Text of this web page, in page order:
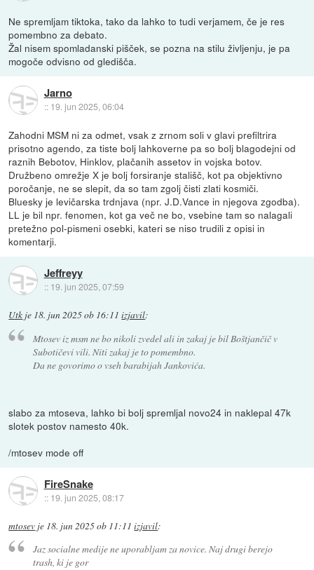
Ne spremljam tiktoka, tako da lahko to tudi verjamem, če je res
pomembno za debato.
Žal nisem spomladanski pišček, se pozna na stilu življenju, je pa
mogoče odvisno od gledišča.
Jarno
:: 19. jun 2025, 06:04
Zahodni MSM ni za odmet, vsak z zrnom soli v glavi prefiltrira
prisotno agendo, za tiste bolj lahkoverne pa so bolj blagodejni od
raznih Bebotov, Hinklov, plačanih assetov in vojska botov.
Družbeno omrežje X je bolj forsiranje stališč, kot pa objektivno
poročanje, ne se slepit, da so tam zgolj čisti zlati kosmiči.
Bluesky je levičarska trdnjava (npr. J.D.Vance in njegova zgodba).
LL je bil npr. fenomen, kot ga več ne bo, vsebine tam so nalagali
pretežno pol-pismeni osebki, kateri se niso trudili z opisi in
komentarji.
Jeffreyy
:: 19. jun 2025, 07:59
Utk je 18. jun 2025 ob 16:11 izjavil:
Mtosev iz msm ne bo nikoli zvedel ali in zakaj je bil Boštjančič v
Subotičevi vili. Niti zakaj je to pomembno.
Da ne govorimo o vseh barabijah Jankovića.
slabo za mtoseva, lahko bi bolj spremljal novo24 in naklepal 47k
slotek postov namesto 40k.
/mtosev mode off
FireSnake
:: 19. jun 2025, 08:17
mtosev je 18. jun 2025 ob 11:11 izjavil:
Jaz socialne medije ne uporabljam za novice. Naj drugi berejo
trash, ki je gor